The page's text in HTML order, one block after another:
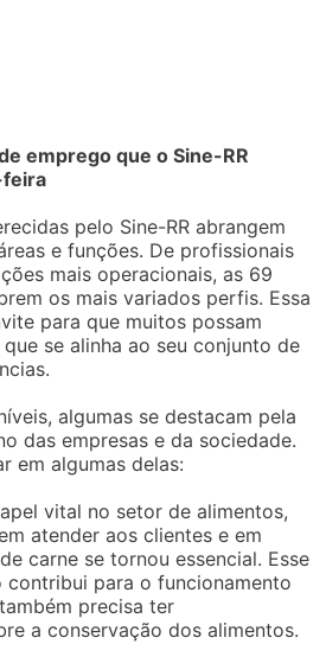
emprego que o Sine-RR
pelo Sine-RR abrangem
e funções. De profissionais
mais operacionais, as 69
os mais variados perfis. Essa
para que muitos possam
se alinha ao seu conjunto de
algumas se destacam pela
das empresas e da sociedade.
em algumas delas:
vital no setor de alimentos,
atender aos clientes e em
carne se tornou essencial. Esse
contribui para o funcionamento
precisa ter
a conservação dos alimentos.